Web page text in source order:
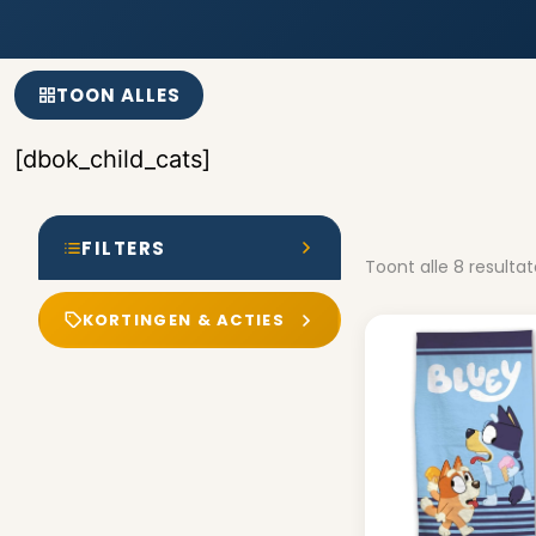
TOON ALLES
[dbok_child_cats]
FILTERS
KORTINGEN & ACTIES
Toont alle 8